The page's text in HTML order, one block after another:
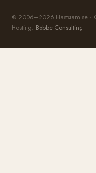
© 2006–2026 Häststam.se ·
Hosting: Bobbe Consulting